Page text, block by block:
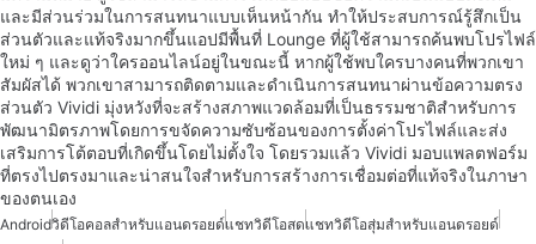
และมีส่วนร่วมในการสนทนาแบบเห็นหน้ากัน ทำให้ประสบการณ์รู้สึกเป็น
ส่วนตัวและแท้จริงมากขึ้นแอปมีพื้นที่ Lounge ที่ผู้ใช้สามารถค้นพบโปรไฟล์
ใหม่ ๆ และดูว่าใครออนไลน์อยู่ในขณะนี้ หากผู้ใช้พบใครบางคนที่พวกเขา
สัมผัสได้ พวกเขาสามารถติดตามและดำเนินการสนทนาผ่านข้อความตรง
ส่วนตัว Vividi มุ่งหวังที่จะสร้างสภาพแวดล้อมที่เป็นธรรมชาติสำหรับการ
พัฒนามิตรภาพโดยการขจัดความซับซ้อนของการตั้งค่าโปรไฟล์และส่ง
เสริมการโต้ตอบที่เกิดขึ้นโดยไม่ตั้งใจ โดยรวมแล้ว Vividi มอบแพลตฟอร์ม
ที่ตรงไปตรงมาและน่าสนใจสำหรับการสร้างการเชื่อมต่อที่แท้จริงในภาษา
ของตนเอง
Androidวิดีโอคอลสำหรับแอนดรอยด์แชทวิดีโอสดแชทวิดีโอสุ่มสำหรับแอนดรอยด์